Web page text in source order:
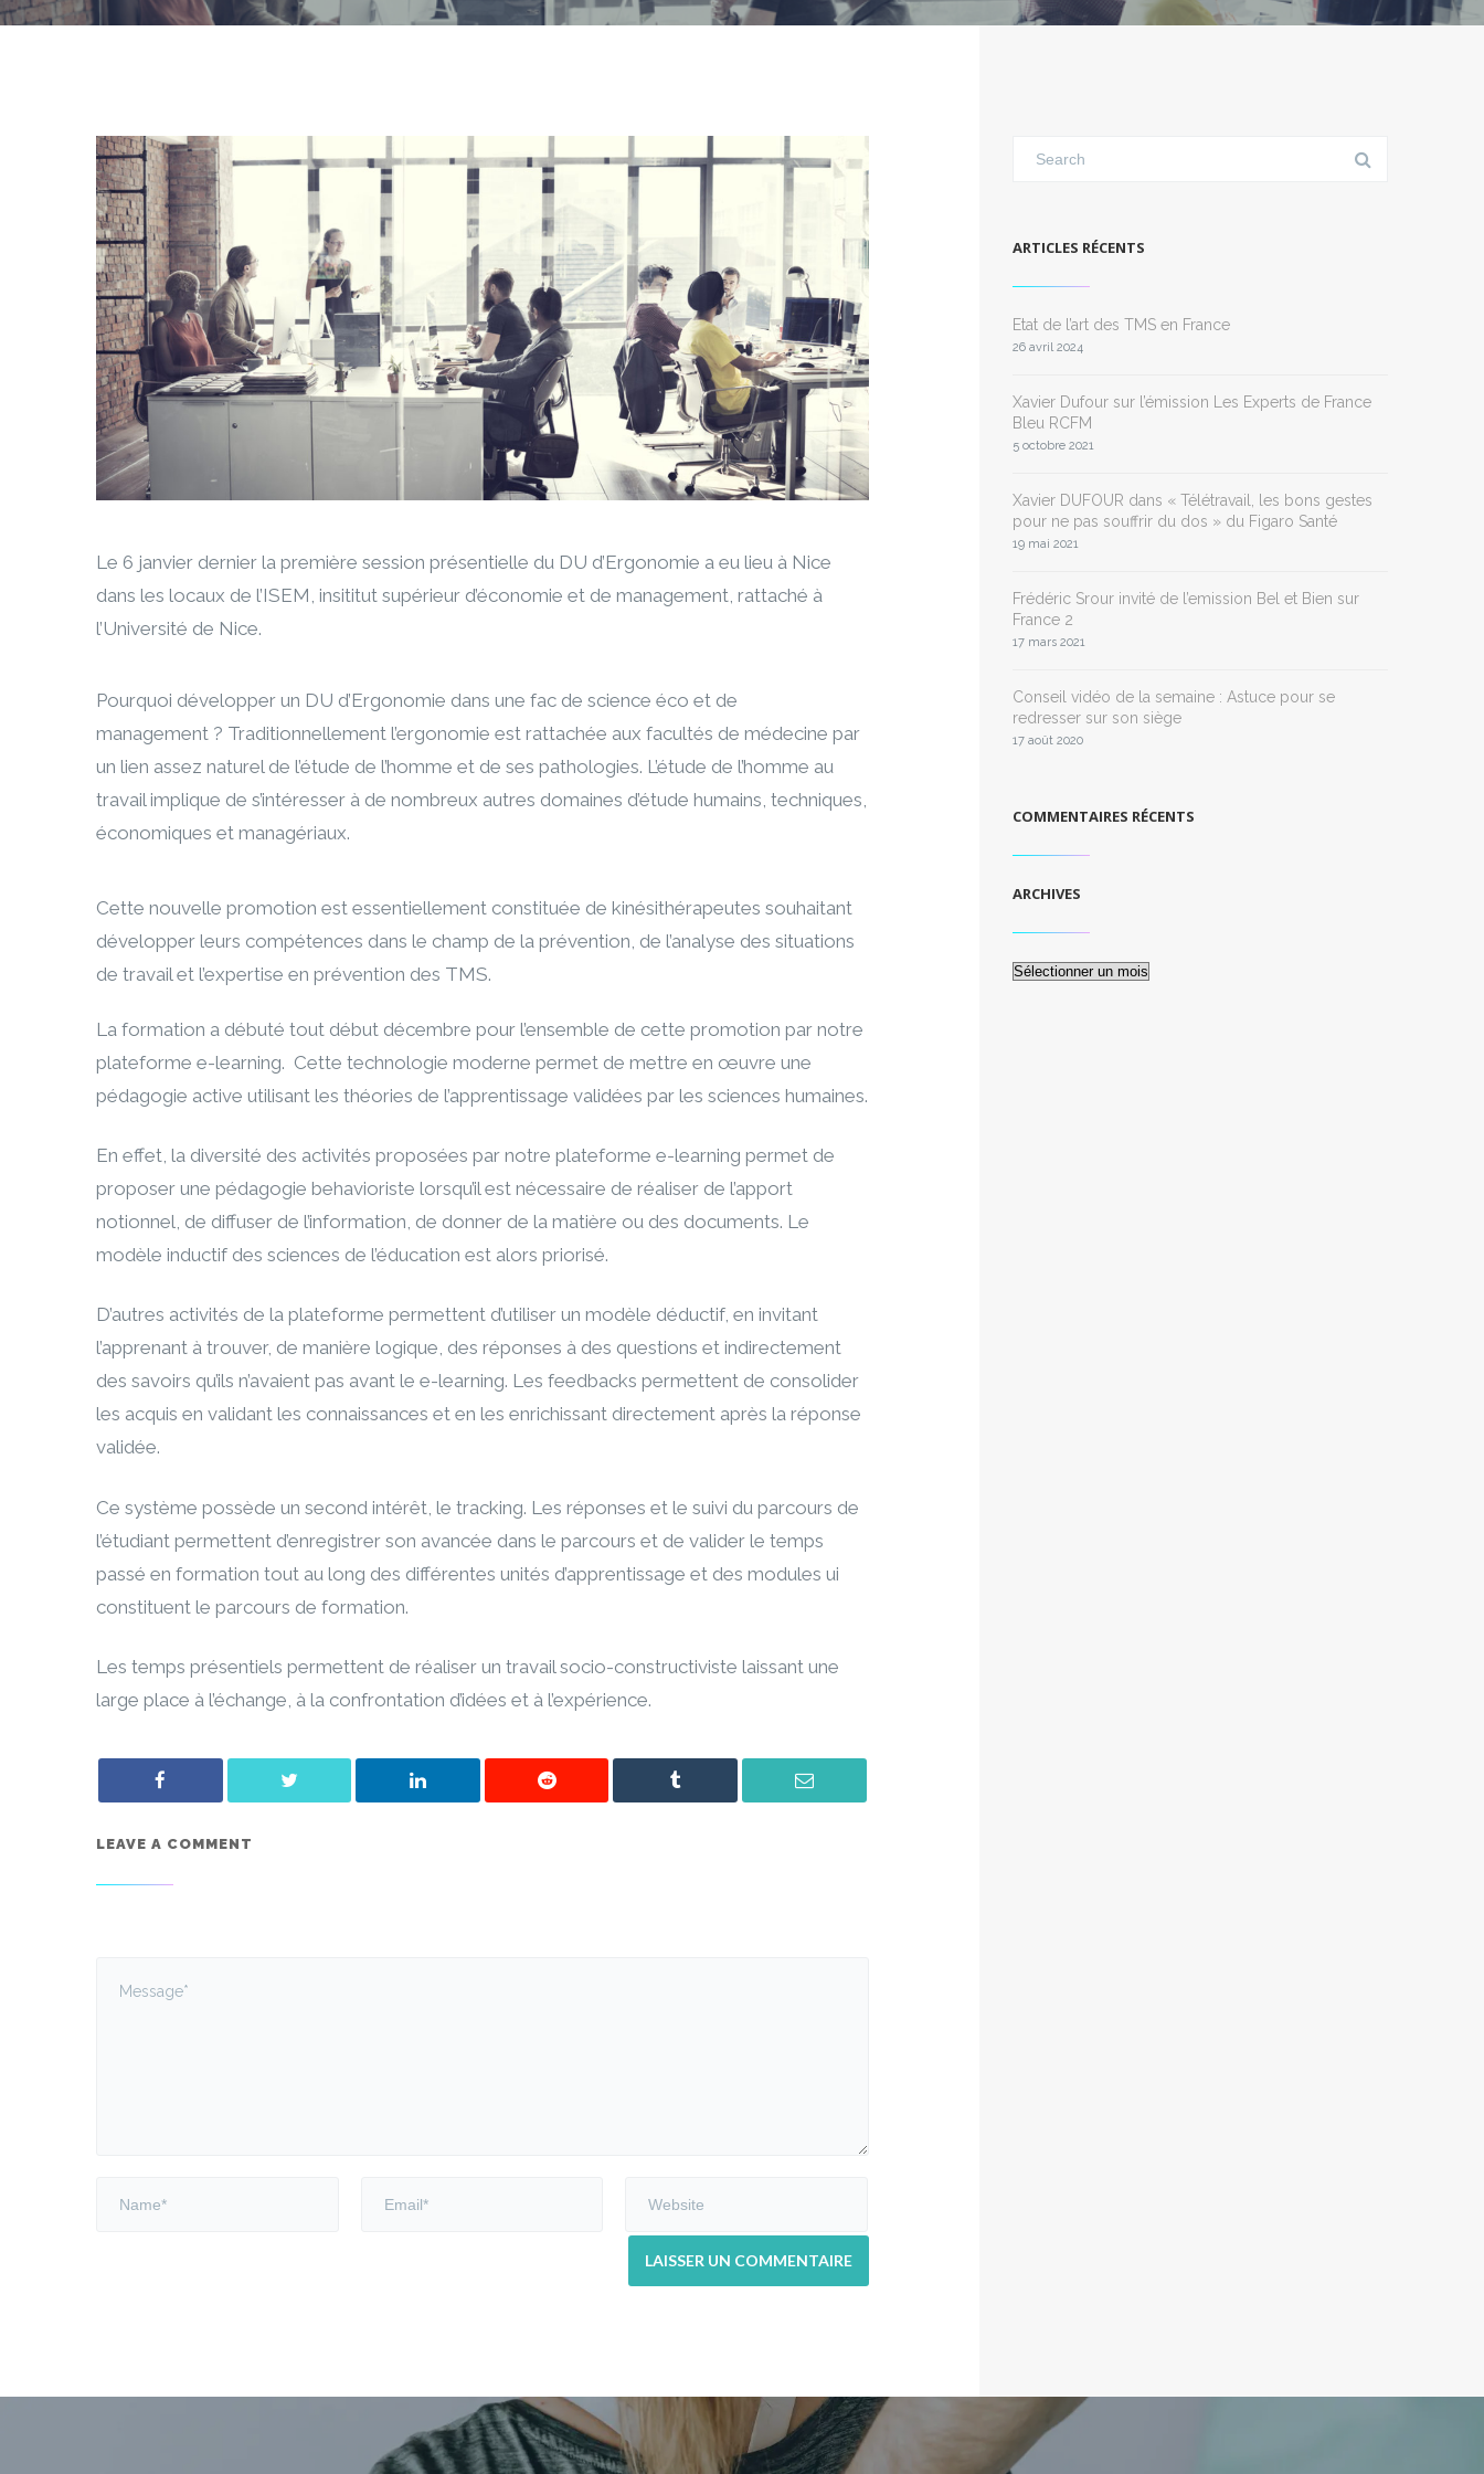
Le 6 janvier dernier la première session présentielle du DU d’Ergonomie a eu lieu à Nice
dans les locaux de l’ISEM, insititut supérieur d’économie et de management, rattaché à
l’Université de Nice.
Pourquoi développer un DU d’Ergonomie dans une fac de science éco et de
management ? Traditionnellement l’ergonomie est rattachée aux facultés de médecine par
un lien assez naturel de l’étude de l’homme et de ses pathologies. L’étude de l’homme au
travail implique de s’intéresser à de nombreux autres domaines d’étude humains, techniques,
économiques et managériaux.
Cette nouvelle promotion est essentiellement constituée de kinésithérapeutes souhaitant
développer leurs compétences dans le champ de la prévention, de l’analyse des situations
de travail et l’expertise en prévention des TMS.
La formation a débuté tout début décembre pour l’ensemble de cette promotion par notre
plateforme e-learning. Cette technologie moderne permet de mettre en œuvre une
pédagogie active utilisant les théories de l’apprentissage validées par les sciences humaines.
En effet, la diversité des activités proposées par notre plateforme e-learning permet de
proposer une pédagogie behavioriste lorsqu’il est nécessaire de réaliser de l’apport
notionnel, de diffuser de l’information, de donner de la matière ou des documents. Le
modèle inductif des sciences de l’éducation est alors priorisé.
D’autres activités de la plateforme permettent d’utiliser un modèle déductif, en invitant
l’apprenant à trouver, de manière logique, des réponses à des questions et indirectement
des savoirs qu’ils n’avaient pas avant le e-learning. Les feedbacks permettent de consolider
les acquis en validant les connaissances et en les enrichissant directement après la réponse
validée.
Ce système possède un second intérêt, le tracking. Les réponses et le suivi du parcours de
l’étudiant permettent d’enregistrer son avancée dans le parcours et de valider le temps
passé en formation tout au long des différentes unités d’apprentissage et des modules ui
constituent le parcours de formation.
Les temps présentiels permettent de réaliser un travail socio-constructiviste laissant une
large place à l’échange, à la confrontation d’idées et à l’expérience.
LEAVE A COMMENT
ARTICLES RÉCENTS
Etat de l’art des TMS en France
26 avril 2024
Xavier Dufour sur l’émission Les Experts de France
Bleu RCFM
5 octobre 2021
Xavier DUFOUR dans « Télétravail, les bons gestes
pour ne pas souffrir du dos » du Figaro Santé
19 mai 2021
Frédéric Srour invité de l’emission Bel et Bien sur
France 2
17 mars 2021
Conseil vidéo de la semaine : Astuce pour se
redresser sur son siège
17 août 2020
COMMENTAIRES RÉCENTS
ARCHIVES
Archives